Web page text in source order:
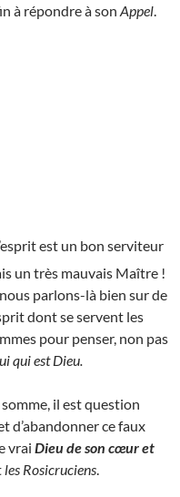
à répondre à son Appel
est un bon serviteur
un très mauvais Maître !
parlons-là bien sur de
dont se servent les
pour penser, non pas
qui est Dieu.
somme, il est question
d’abandonner ce faux
vrai Dieu de son cœur et
les Rosicruciens